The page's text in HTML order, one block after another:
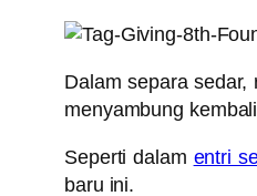
Dalam separa
menyambung
Seperti dalam entri
baru ini.